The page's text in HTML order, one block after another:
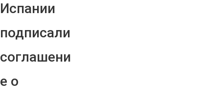
Испании
подписали
соглашени
е о